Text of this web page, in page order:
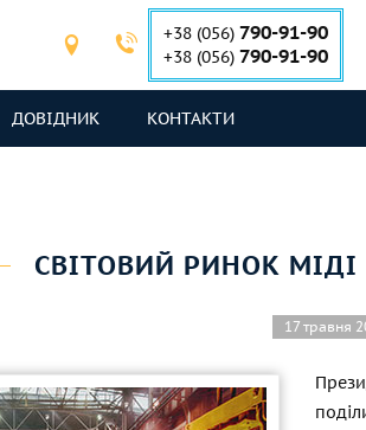
+38 (056) 790-91-90
+38 (056) 790-91-90
ДОВІДНИК КОНТАКТИ
СВІТОВИЙ РИНОК
17 травня